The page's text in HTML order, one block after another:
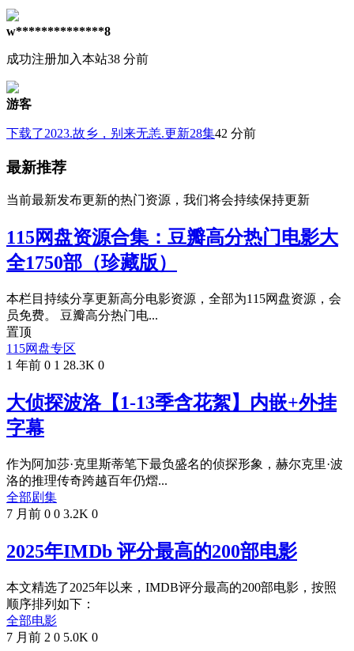
w**************8
成功注册加入本站38 分前
游客
下载了2023.故乡，别来无恙.更新28集42 分前
最新推荐
当前最新发布更新的热门资源，我们将会持续保持更新
115网盘资源合集：豆瓣高分热门电影大
全1750部（珍藏版）
本栏目持续分享更新高分电影资源，全部为115网盘资源，会
员免费。 豆瓣高分热门电...
置顶
115网盘专区
1 年前 0 1 28.3K 0
大侦探波洛【1-13季含花絮】内嵌+外挂
字幕
作为阿加莎·克里斯蒂笔下最负盛名的侦探形象，赫尔克里·波
洛的推理传奇跨越百年仍熠...
全部剧集
7 月前 0 0 3.2K 0
2025年IMDb 评分最高的200部电影
本文精选了2025年以来，IMDB评分最高的200部电影，按照
顺序排列如下：
全部电影
7 月前 2 0 5.0K 0